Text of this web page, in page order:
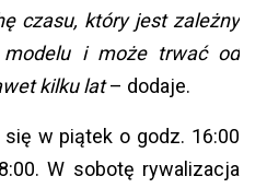
czasu, który jest zależny
i może trwać od
kilku lat– dodaje.
w piątek o godz. 16:00
W sobotę rywalizacja